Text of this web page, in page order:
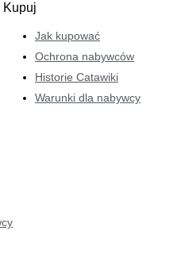
Kupuj
Jak kupować
Ochrona nabywców
Historie Catawiki
Warunki dla nabywcy